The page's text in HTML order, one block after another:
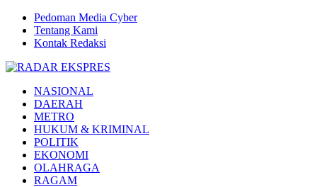
Pedoman Media Cyber
Tentang Kami
Kontak Redaksi
NASIONAL
DAERAH
METRO
HUKUM & KRIMINAL
POLITIK
EKONOMI
OLAHRAGA
RAGAM